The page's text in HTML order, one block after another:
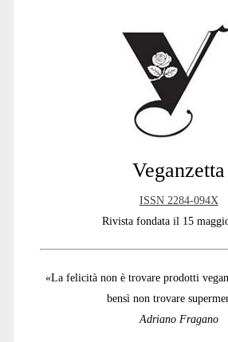
Veganzetta
ISSN 2284-094X
Rivista fondata il 15
«La felicità non è trovare prodotti
bensì non trovare
Adriano Fragano